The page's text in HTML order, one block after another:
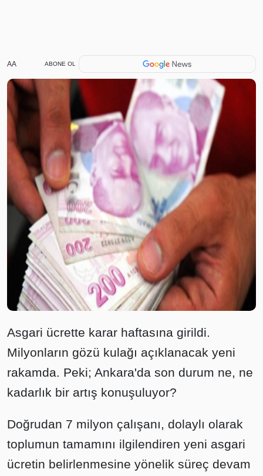
AA ABONE OL
Asgari ücrette karar haftasına girildi.
Milyonların gözü kulağı açıklanacak yeni
rakamda. Peki; Ankara'da son durum ne, ne
kadarlık bir artış konuşuluyor?
Doğrudan 7 milyon çalışanı, dolaylı olarak
toplumun tamamını ilgilendiren yeni asgari
ücretin belirlenmesine yönelik süreç devam